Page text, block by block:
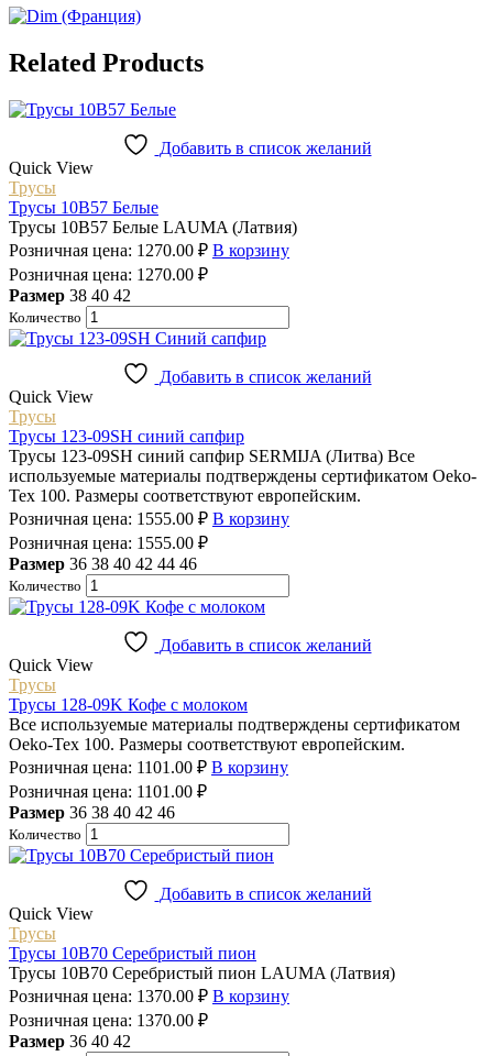
Related Products
Добавить в список желаний
Quick View
Трусы
Трусы 10B57 Белые
Трусы 10B57 Белые LAUMA (Латвия)
Розничная цена: 1270.00 ₽ В корзину
Розничная цена: 1270.00 ₽
Размер 38 40 42
Количество
Добавить в список желаний
Quick View
Трусы
Трусы 123-09SH синий сапфир
Трусы 123-09SH синий сапфир SERMIJA (Литва) Все
используемые материалы подтверждены сертификатом Oeko-
Tex 100. Размеры соответствуют европейским.
Розничная цена: 1555.00 ₽ В корзину
Розничная цена: 1555.00 ₽
Размер 36 38 40 42 44 46
Количество
Добавить в список желаний
Quick View
Трусы
Трусы 128-09K Кофе с молоком
Все используемые материалы подтверждены сертификатом
Oeko-Tex 100. Размеры соответствуют европейским.
Розничная цена: 1101.00 ₽ В корзину
Розничная цена: 1101.00 ₽
Размер 36 38 40 42 46
Количество
Добавить в список желаний
Quick View
Трусы
Трусы 10B70 Серебристый пион
Трусы 10B70 Серебристый пион LAUMA (Латвия)
Розничная цена: 1370.00 ₽ В корзину
Розничная цена: 1370.00 ₽
Размер 36 40 42